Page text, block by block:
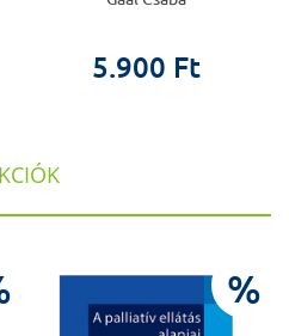
5.900 Ft
%